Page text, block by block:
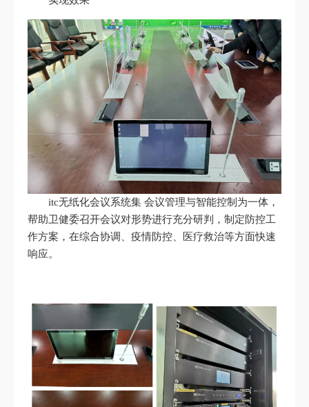
itc无纸化会议系统集 会议管理与智能控制为一体，
帮助卫健委召开会议对形势进行充分研判，制定防控工
作方案，在综合协调、疫情防控、医疗救治等方面快速
响应。